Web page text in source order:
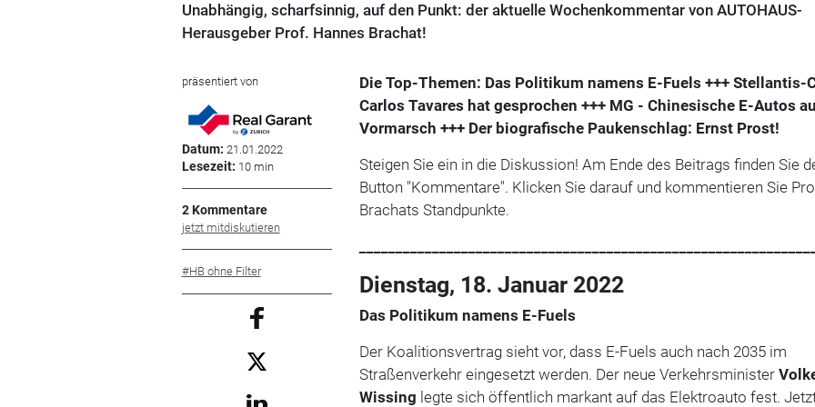
Unabhängig, scharfsinnig, auf den Punkt: der aktuelle Wochenkommentar von AUTOHAUS-
Herausgeber Prof. Hannes Brachat!
präsentiert von
Datum: 21.01.2022
Lesezeit: 10 min
2 Kommentare
jetzt mitdiskutieren
#HB ohne Filter
Die Top-Themen: Das Politikum namens E-Fuels +++ Stellantis-
Carlos Tavares hat gesprochen +++ MG - Chinesische E-Autos
Vormarsch +++ Der biografische Paukenschlag: Ernst Prost!
Steigen Sie ein in die Diskussion! Am Ende des Beitrags finden Sie
Button "Kommentare". Klicken Sie darauf und kommentieren Sie
Brachats Standpunkte.
Dienstag, 18. Januar 2022
Das Politikum namens E-Fuels
Der Koalitionsvertrag sieht vor, dass E-Fuels auch nach 2035 im
Straßenverkehr eingesetzt werden. Der neue Verkehrsminister
Wissing legte sich öffentlich markant auf das Elektroauto fest.